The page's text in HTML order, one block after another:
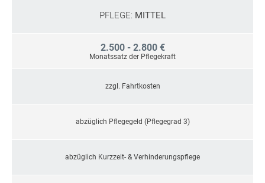
PFLEGE: MITTEL
2.500 - 2.800 €
Monatssatz der Pflegekraft
zzgl. Fahrtkosten
abzüglich Pflegegeld (Pflegegrad 3)
abzüglich Kurzzeit- & Verhinderungspflege